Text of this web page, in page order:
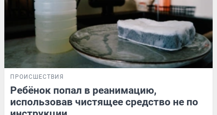
ПРОИСШЕСТВИЯ
Ребёнок попал в реанимацию,
использовав чистящее средство не по